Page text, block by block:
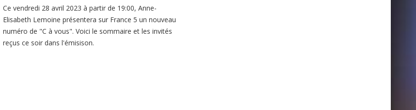
Ce vendredi 28 avril 2023 à partir de 19:00, Anne-
Elisabeth Lemoine présentera sur France 5 un nouveau
numéro de "C à vous". Voici le sommaire et les invités
reçus ce soir dans l'émisison.